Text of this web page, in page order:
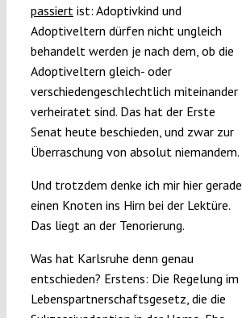
Projects
passiertist: Adoptivkind und
Adoptiveltern dürfen nicht ungleich
behandelt werden je nach dem, ob die
Adoptiveltern gleich- oder
verschiedengeschlechtlich miteinander
verheiratet sind. Das hat der Erste
Senat heute beschieden, und zwar zur
Überraschung von absolut niemandem.
Und trotzdem denke ich mir hier gerade
einen Knoten ins Hirn bei der Lektüre.
Das liegt an der Tenorierung.
Was hat Karlsruhe denn genau
entschieden? Erstens: Die Regelung im
Lebenspartnerschaftsgesetz, die die